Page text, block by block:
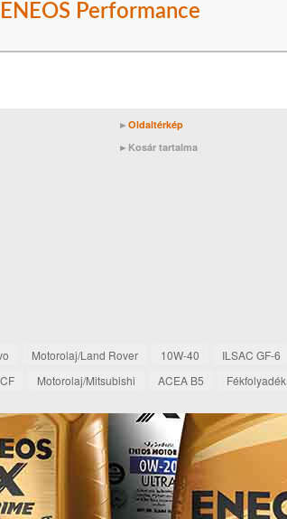
Performance
► Oldaltérkép
► Kosár tartalma
Motorolaj/Land Rover 10W-40 ILSAC GF-6
Motorolaj/Mitsubishi ACEA B5 Fékfolyadék